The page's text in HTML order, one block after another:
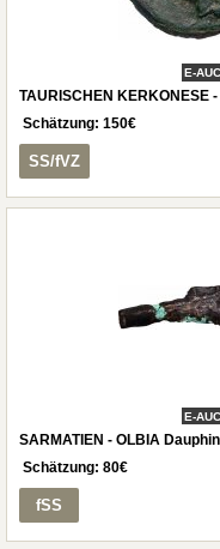
E-
TAURISCHEN KERKONESE
Schätzung: 150€
SS/fVZ
E-
SARMATIEN - OLBIA
Schätzung: 80€
fSS